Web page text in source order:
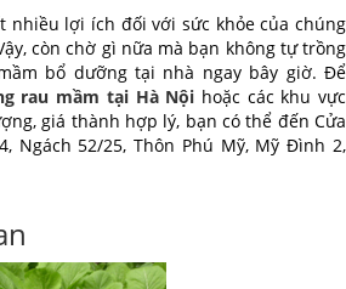
nhiều lợi ích đối với sức khỏe của chúng
còn chờ gì nữa mà bạn không tự trồng
bổ dưỡng tại nhà ngay bây giờ. Để
rau mầm tại Hà Nội hoặc các khu vực
giá thành hợp lý, bạn có thể đến Cửa
Ngách 52/25, Thôn Phú Mỹ, Mỹ Đình 2,